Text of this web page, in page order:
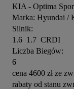
KIA - Optima
Marka: Hyundai /
Silnik:
1.6  1.7  CRDI
Liczba Biegów:
6
cena 4600 zł ze
rabaty od stanu